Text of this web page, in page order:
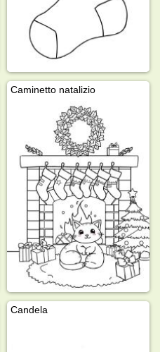
Caminetto natalizio
Candela